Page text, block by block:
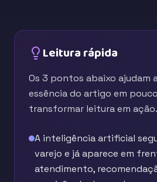
Leitura rápida
Os 3 pontos abaixo ajudam
essência do artigo em
transformar leitura em ação.
A inteligência artificial
varejo e já aparece em
atendimento,